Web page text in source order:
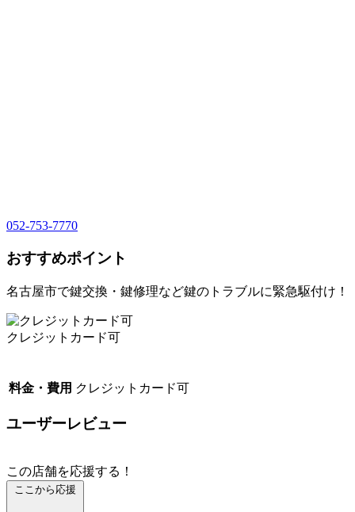
052-753-7770
おすすめポイント
名古屋市で鍵交換・鍵修理など鍵のトラブルに緊急駆付け！
クレジットカード可
料金・費用 クレジットカード可
ユーザーレビュー
この店舗を応援する！
ここから応援